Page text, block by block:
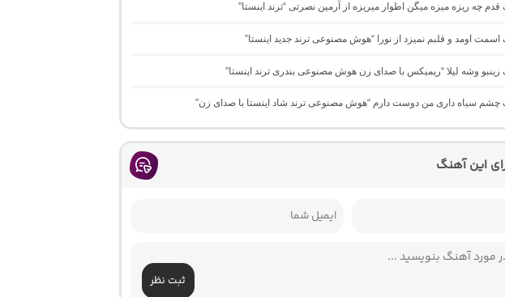
ﻗﺪم ﭼﻪ رﻳﺰه ﻣﻴﺰه ﻣﻴﮕﻦ اﻃﻮار ﻣﻴﺮﻳﺰه از آرمین نصرتی “ترند اینستا”
اسمت اومد و قلبم نمیزد از نورا “هوش مصنوعی ترند جدید اینستا”
زینبو وشه لیلا “ریمیکس با صدای زن هوش مصنوعی بندری ترند اینستا”
چشم سیاه داری من دوست دارم “هوش مصنوعی ترند شاد اینستا با صدای زن”
این آهنگ
ثبت نظر